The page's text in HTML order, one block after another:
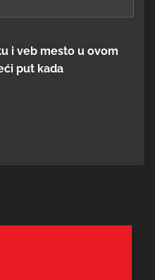
i veb mesto u ovom
put kada